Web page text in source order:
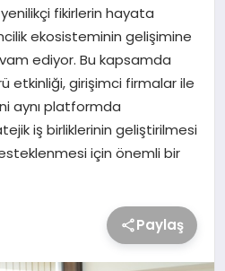
fikirlerin hayata
ekosisteminin gelişimine
ediyor. Bu kapsamda
etkinliği, girişimci firmalar ile
aynı platformda
iş birliklerinin geliştirilmesi
için önemli bir
Paylaş